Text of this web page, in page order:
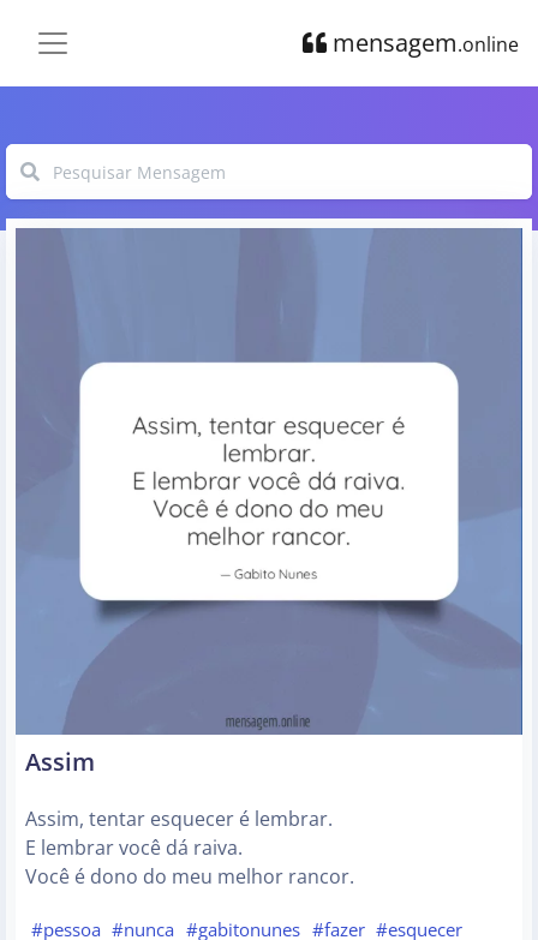
mensagem.online
Assim
Assim, tentar esquecer é lembrar.
E lembrar você dá raiva.
Você é dono do meu melhor rancor.
#pessoa #nunca #gabitonunes #fazer #esquecer